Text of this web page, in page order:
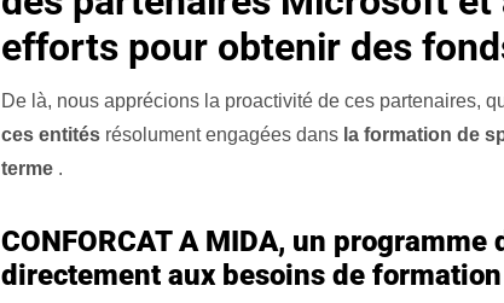
efforts pour obtenir des
De là, nous apprécions la proactivité de ces partenaires,
ces entités résolument engagées dans la formation de
terme .
CONFORCAT A MIDA, un programme
directement aux besoins de